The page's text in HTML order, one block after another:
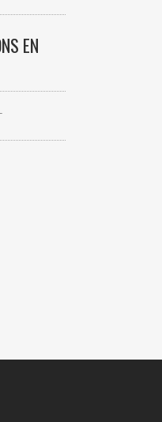
EN